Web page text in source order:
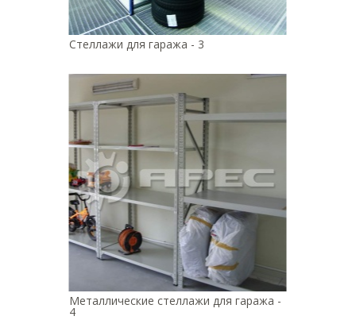
Стеллажи для гаража - 3
Металлические стеллажи для гаража -
4